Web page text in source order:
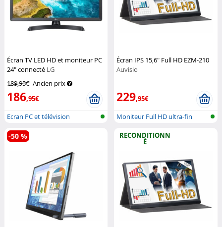
Écran TV LED HD et moniteur PC
24" connecté LG
189,95€ Ancien prix
186,95€
Ecran PC et télévision
connectée
Écran IPS 15,6" Full HD EZM-210
Auvisio
229,95€
Moniteur Full HD ultra-fin
-50 % RECONDITIONN
É